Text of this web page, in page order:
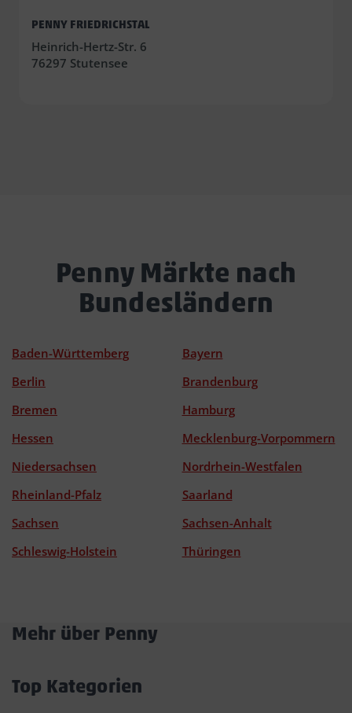
PENNY FRIEDRICHSTAL
Heinrich-Hertz-Str. 6
76297 Stutensee
Penny Märkte nach
Bundesländern
Baden-Württemberg
Bayern
Berlin
Brandenburg
Bremen
Hamburg
Hessen
Mecklenburg-Vorpommern
Niedersachsen
Nordrhein-Westfalen
Rheinland-Pfalz
Saarland
Sachsen
Sachsen-Anhalt
Schleswig-Holstein
Thüringen
Mehr über Penny
Top Kategorien